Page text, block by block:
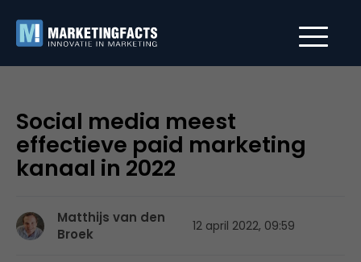
Social media meest
effectieve paid marketing
kanaal in 2022
Matthijs van den
Broek
12 april 2022, 09:59